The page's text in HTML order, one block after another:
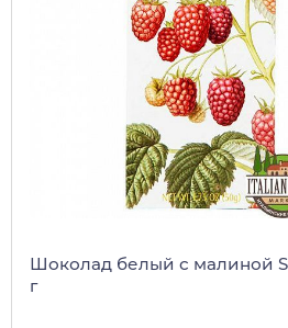
Шоколад белый с малиной
г